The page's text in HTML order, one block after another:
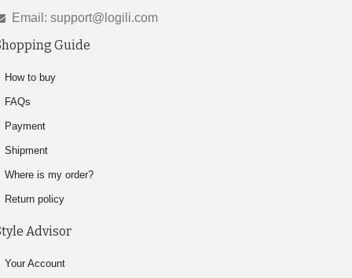
Email: support@logili.com
Guide
How to buy
FAQs
Payment
Shipment
Where is my order?
Return policy
Advisor
Your Account